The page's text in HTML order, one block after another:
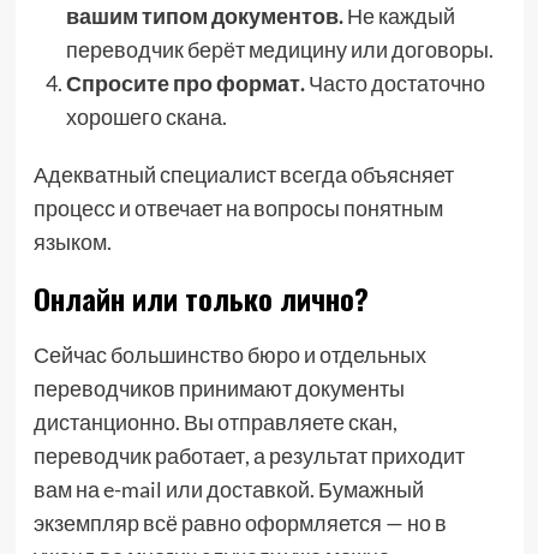
вашим типом документов.Не каждый
переводчик берёт медицину или договоры.
Спросите про формат.Часто достаточно
хорошего скана.
Адекватный специалист всегда объясняет
процесс и отвечает на вопросы понятным
языком.
Онлайн или только лично?
Сейчас большинство бюро и отдельных
переводчиков принимают документы
дистанционно. Вы отправляете скан,
переводчик работает, а результат приходит
вам на e-mail или доставкой. Бумажный
экземпляр всё равно оформляется — но в